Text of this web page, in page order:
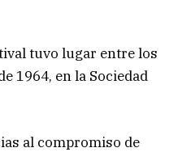
tuvo lugar entre los
1964, en la Sociedad
al compromiso de